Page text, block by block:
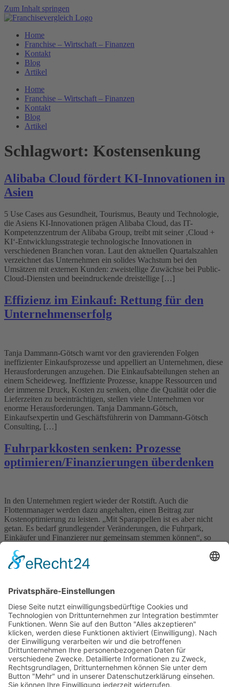
Zum Inhalt springen
Home
Franchise – Wirtschaft – Finanzen
Kontakt
Blog
Artikel
Home
Franchise – Wirtschaft – Finanzen
Kontakt
Blog
Artikel
Schlagwort: Kostensenkung
Alibaba Cloud fördert KI-Innovationen in
Asien
5 Use Cases aus Gesundheit, Tourismus, Beauty und Technologie,
die Asiens KI-Innovationen prägen Alibaba Cloud, das IT-
Kompetenzzentrum der Alibaba Group, treibt mit seiner ‚Cloud +
KI‘-Entwicklungsstrategie technologische Innovationen in
verschiedenen Branchen voran. Laut den aktuellen Quartalszahlen
verzeichnet das Unternehmen ein solides Wachstum bei den
Umsätzen mit externen Kunden: zweistellige Zuwächse bei Public-
Cloud-Diensten und beeindruckende dreistellige […]
Effizienz im Einkauf: Rettung für den
Unternehmenserfolg
Tanja Dammann-Götsch warnt vor den gravierenden Folgen
ineffizienter Einkaufsprozesse und appelliert an Unternehmen, diese
Herausforderungen anzugehen. Die Einkaufsabteilungen stehen an
einem Scheideweg. Ineffiziente Prozesse, knappe Ressourcen und
der immense Druck, Kosten zu senken, ohne die Qualität oder die
Lieferzeiten zu beeinträchtigen, stellen viele Unternehmen vor
enorme Herausforderungen. Tanja Dammann-Götsch,
Einkaufsexpertin und Geschäftsführerin von Dammann-Götsch
Consulting, […]
Fuhrparkkosten senken: Prozesse
optimieren/Finanzierungen überdenken
In den Unternehmen regiert wieder der Rotstift. Auch die
Flottenmanager werden dazu angehalten, einen Beitrag zur
Kostenoptimierung zu leisten. „Mit Sparappellen ist es aber nicht
getan. Es bedarf grundlegender Veränderungen, die Fuhrpark,
Einkäufer und Finanzierer nur gemeinsam stemmen können“, so
Leasinggebers Holman GmbH. CO2-Steuer, Versicherungen,
Wartungen und Reparaturen – […]
Impressum
Datenschutz
Kooperation
Werbung
Presse- und Öffentlichkeitsarbeit
Aktuelles